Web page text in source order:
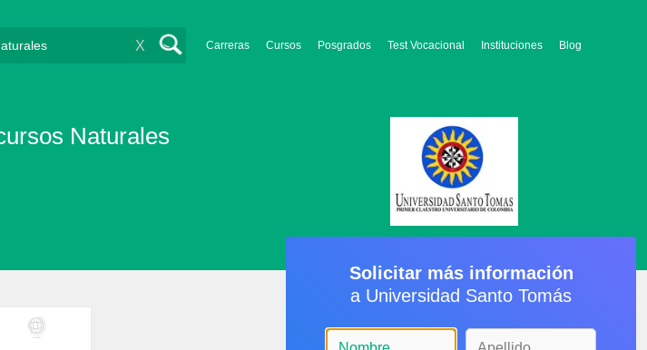
Carreras Cursos Posgrados Test Vocacional Instituciones Blog
X
Naturales
Solicitar más información
a Universidad Santo Tomás